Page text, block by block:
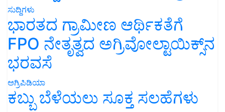
ಸುದ್ದಿಗಳು
ಭಾರತದ ಗ್ರಾಮೀಣ ಆರ್ಥಿಕತೆಗೆ
FPO ನೇತೃತ್ವದ ಅಗ್ರಿವೋಲ್ಟಾಯಿಕ್ಸ್‌ನ
ಭರವಸೆ
ಅಗ್ರಿಪಿಡಿಯಾ
ಕಬ್ಬು ಬೆಳೆಯಲು ಸೂಕ್ತ ಸಲಹೆಗಳು